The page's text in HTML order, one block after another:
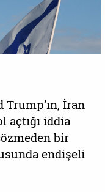
Trump’ın, İran
açtığı iddia
bir
endişeli